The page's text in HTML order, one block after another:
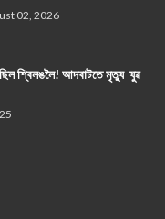
02, 2026
শ্বিলঙলৈ! আদবাটতে মৃত্যু যুৱ